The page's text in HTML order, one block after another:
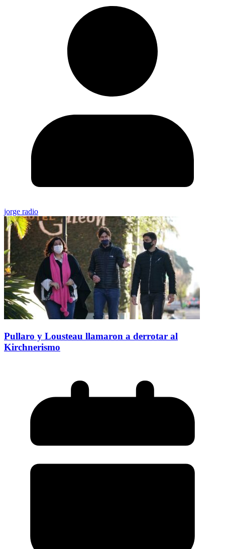
jorge radio
Pullaro y Lousteau llamaron a derrotar al
Kirchnerismo